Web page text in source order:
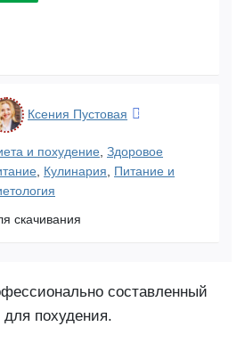
Ксения Пустовая
и похудение Здоровое
Кулинария
Питание и
скачивания
составленный
похудения.